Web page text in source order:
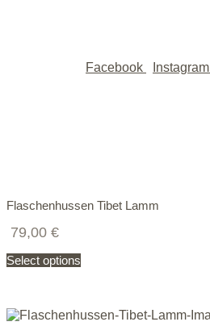
Facebook Instagram
Flaschenhussen Tibet Lamm
79,00€
Select options